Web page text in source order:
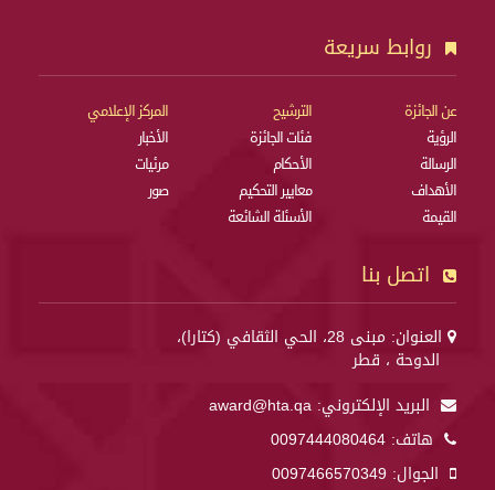
روابط سريعة
عن الجائزة
الرؤية
الرسالة
الأهداف
القيمة
الترشيح
فئات الجائزة
الأحكام
معايير التحكيم
الأسئلة الشائعة
المركز الإعلامي
الأخبار
مرئيات
صور
اتصل بنا
العنوان: مبنى 28، الحي الثقافي (كتارا)،
الدوحة ، قطر
البريد الإلكتروني: award@hta.qa
هاتف: 0097444080464
الجوال: 0097466570349